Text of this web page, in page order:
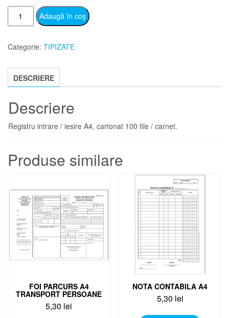
Cantitate
Registru
cartonat
Adaugă în coș
Categorie: TIPIZATE
DESCRIERE
Descriere
Registru intrare / iesire A4, cartonat 100 file / carnet.
Produse similare
FOI PARCURS A4
TRANSPORT PERSOANE
5,30 lei
NOTA CONTABILA A4
5,30 lei